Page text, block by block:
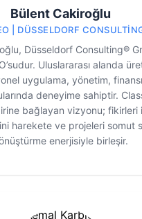
Bülent Cakiroğlu
| DÜSSELDORF
Düsseldorf Consulting®
Uluslararası alanda
uygulama, yönetim,
deneyime sahiptir.
bağlayan vizyonu; fikirleri
harekete ve projeleri somut
enerjisiyle birleşir.